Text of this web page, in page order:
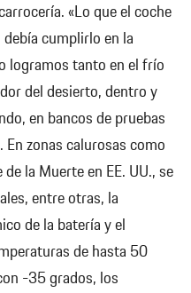
«Lo que el coche
cumplirlo en la
logramos tanto en el frío
del desierto, dentro y
en bancos de pruebas
zonas calurosas como
la Muerte en EE. UU., se
entre otras, la
de la batería y el
de hasta 50
-35 grados, los